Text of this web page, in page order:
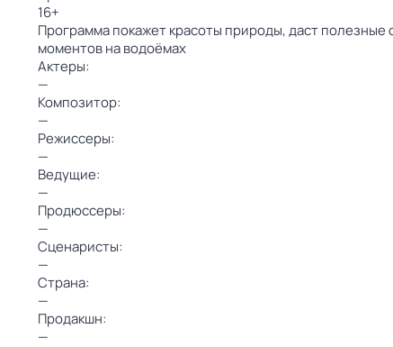
16+
Программа покажет красоты природы, даст
моментов на водоёмах
Актеры:
—
Композитор:
—
Режиссеры:
—
Ведущие:
—
Продюссеры:
—
Сценаристы:
—
Страна:
—
Продакшн:
—